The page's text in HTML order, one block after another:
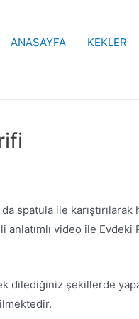
ANASAYFA
KEKLER
spatula ile
anlatımlı video ile
dilediğiniz şekillerde